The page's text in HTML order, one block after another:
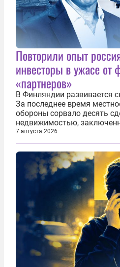
Повторили опыт
инвесторы в ужасе от
«партнеров»
В Финляндии развивается
За последнее время
обороны сорвало десять
недвижимостью,
фирмами с китайским
заявили, что они могли
создания в Финляндии
следить за...
7 августа 2026